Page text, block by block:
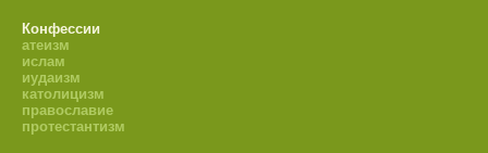
Конфессии
атеизм
ислам
иудаизм
католицизм
православие
протестантизм